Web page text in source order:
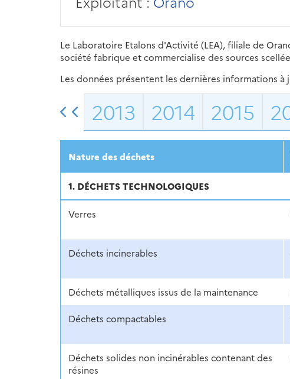
Le Laboratoire Etalons d'Activité (LEA), filiale de
société fabrique et commercialise des sources
Les données présentent les dernières informations à
2013 2014 2015
Nature des déchets
1. DÉCHETS TECHNOLOGIQUES
Verres
Déchets incinerables
Déchets métalliques issus de la maintenance
Déchets compactables
Déchets solides non incinérables contenant des
résines